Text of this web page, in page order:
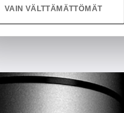
VAIN VÄLTTÄMÄTTÖMÄT